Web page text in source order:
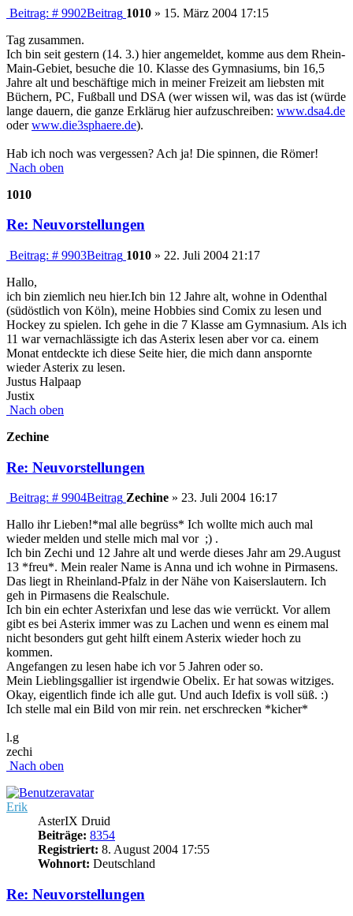
Beitrag: # 9902Beitrag 1010 » 15. März 2004 17:15
Tag zusammen.
Ich bin seit gestern (14. 3.) hier angemeldet, komme aus dem Rhein-
Main-Gebiet, besuche die 10. Klasse des Gymnasiums, bin 16,5
Jahre alt und beschäftige mich in meiner Freizeit am liebsten mit
Büchern, PC, Fußball und DSA (wer wissen wil, was das ist (würde
lange dauern, die ganze Erklärug hier aufzuschreiben: www.dsa4.de
oderwww.die3sphaere.de).
Hab ich noch was vergessen? Ach ja! Die spinnen, die Römer!
Nach oben
1010
Re: Neuvorstellungen
Beitrag: # 9903Beitrag 1010 » 22. Juli 2004 21:17
Hallo,
ich bin ziemlich neu hier.Ich bin 12 Jahre alt, wohne in Odenthal
(südöstlich von Köln), meine Hobbies sind Comix zu lesen und
Hockey zu spielen. Ich gehe in die 7 Klasse am Gymnasium. Als ich
11 war vernachlässigte ich das Asterix lesen aber vor ca. einem
Monat entdeckte ich diese Seite hier, die mich dann anspornte
wieder Asterix zu lesen.
Justus Halpaap
Justix
Nach oben
Zechine
Re: Neuvorstellungen
Beitrag: # 9904Beitrag Zechine » 23. Juli 2004 16:17
Hallo ihr Lieben!*mal alle begrüss* Ich wollte mich auch mal
wieder melden und stelle mich mal vor ;) .
Ich bin Zechi und 12 Jahre alt und werde dieses Jahr am 29.August
13 *freu*. Mein realer Name is Anna und ich wohne in Pirmasens.
Das liegt in Rheinland-Pfalz in der Nähe von Kaiserslautern. Ich
geh in Pirmasens die Realschule.
Ich bin ein echter Asterixfan und lese das wie verrückt. Vor allem
gibt es bei Asterix immer was zu Lachen und wenn es einem mal
nicht besonders gut geht hilft einem Asterix wieder hoch zu
kommen.
Angefangen zu lesen habe ich vor 5 Jahren oder so.
Mein Lieblingsgallier ist irgendwie Obelix. Er hat sowas witziges.
Okay, eigentlich finde ich alle gut. Und auch Idefix is voll süß. :)
Ich stelle mal ein Bild von mir rein. net erschrecken *kicher*
l.g
zechi
Nach oben
Erik
AsterIX Druid
Beiträge: 8354
Registriert: 8. August 2004 17:55
Wohnort: Deutschland
Re: Neuvorstellungen